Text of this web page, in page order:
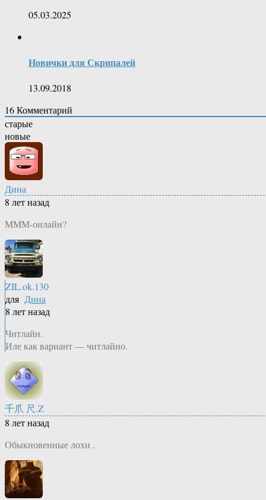
05.03.2025
Новички для Скрипалей
13.09.2018
16Комментарий
старые
новые
Дина
8 лет назад
МММ-онлайн?
ZIL.ok.130
для Дина
8 лет назад
Читлайн.
Иле как вариант — читлайно.
千爪 尺.Z
8 лет назад
Обыкновенные лохи .